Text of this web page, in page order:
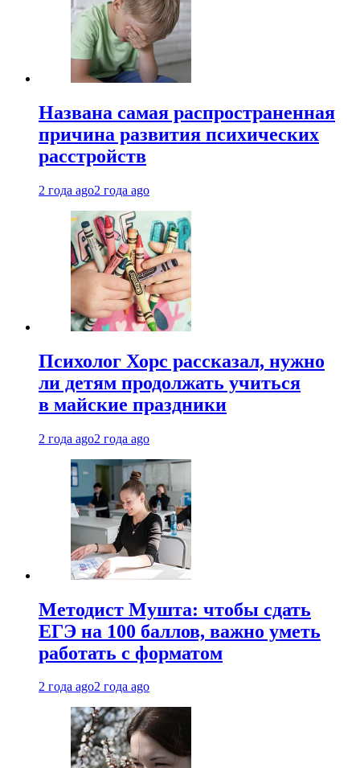
Названа самая распространенная
причина развития психических
расстройств
2 года ago2 года ago
Психолог Хорс рассказал, нужно
ли детям продолжать учиться
в майские праздники
2 года ago2 года ago
Методист Мушта: чтобы сдать
ЕГЭ на 100 баллов, важно уметь
работать с форматом
2 года ago2 года ago